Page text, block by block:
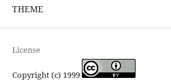
THEME
License
Copyright (c) 1999